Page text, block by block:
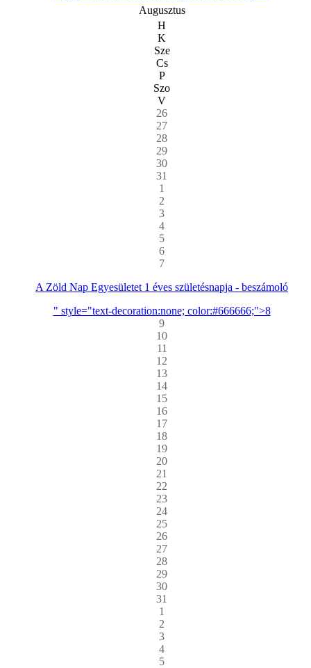
Augusztus
H
K
Sze
Cs
P
Szo
V
26
27
28
29
30
31
1
2
3
4
5
6
7
A Zöld Nap Egyesületet 1 éves születésnapja - beszámoló
" style="text-decoration:none; color:#666666;">8
9
10
11
12
13
14
15
16
17
18
19
20
21
22
23
24
25
26
27
28
29
30
31
1
2
3
4
5